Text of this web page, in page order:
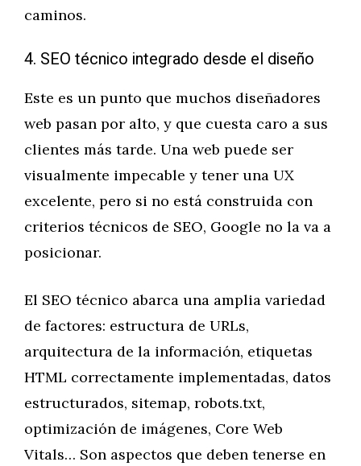
caminos.
4. SEO técnico integrado desde el diseño
Este es un punto que muchos diseñadores
web pasan por alto, y que cuesta caro a sus
clientes más tarde. Una web puede ser
visualmente impecable y tener una UX
excelente, pero si no está construida con
criterios técnicos de SEO, Google no la va a
posicionar.
El SEO técnico abarca una amplia variedad
de factores: estructura de URLs,
arquitectura de la información, etiquetas
HTML correctamente implementadas, datos
estructurados, sitemap, robots.txt,
optimización de imágenes, Core Web
Vitals… Son aspectos que deben tenerse en